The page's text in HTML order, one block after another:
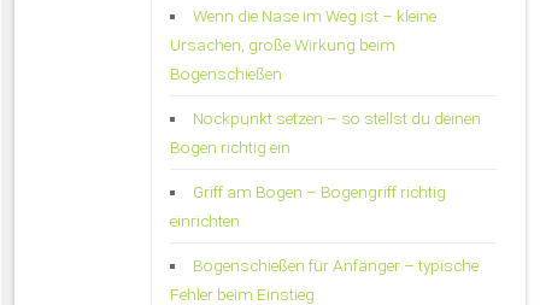
Wenn die Nase im Weg ist – kleine
Ursachen, große Wirkung beim
Bogenschießen
Nockpunkt setzen – so stellst du deinen
Bogen richtig ein
Griff am Bogen – Bogengriff richtig
einrichten
Bogenschießen für Anfänger – typische
Fehler beim Einstieg